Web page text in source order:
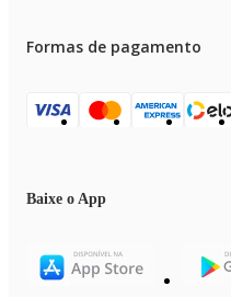
Formas de pagamento
Baixe o App